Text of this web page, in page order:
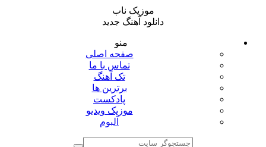
موزیک ناب
دانلود آهنگ جدید
منو
صفحه اصلی
تماس با ما
تک آهنگ
برترین ها
پادکست
موزیک ویدیو
آلبوم